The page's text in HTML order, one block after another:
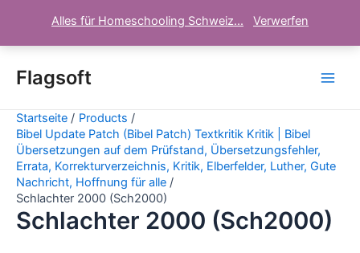
Alles für Homeschooling Schweiz... Verwerfen
Inhalt
springen
Flagsoft
Startseite
Products
Bibel Update Patch (Bibel Patch) Textkritik Kritik | Bibel
Übersetzungen auf dem Prüfstand, Übersetzungsfehler,
Errata, Korrekturverzeichnis, Kritik, Elberfelder, Luther, Gute
Nachricht, Hoffnung für alle
Schlachter 2000 (Sch2000)
Schlachter 2000 (Sch2000)